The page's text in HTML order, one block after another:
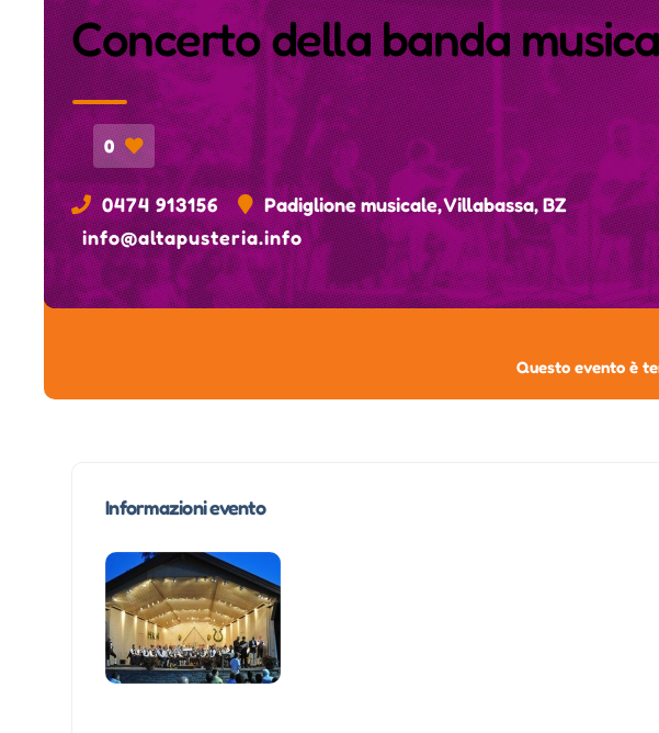
Concerto della banda
0
0474 913156
Padiglione musicale, Villabassa, BZ
info@altapusteria.info
Questo evento è
Informazioni evento